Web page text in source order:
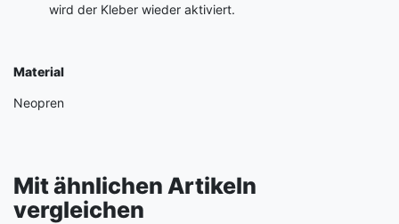
wird der Kleber wieder aktiviert.
Material
Neopren
Mit ähnlichen Artikeln
vergleichen